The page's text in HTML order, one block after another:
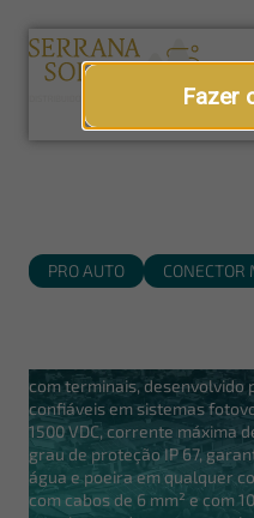
Fazer
PRO AUTO CONECTOR
com terminais, desenvolvido
confiáveis em sistemas
1500 VDC, corrente máxima
grau de proteção IP 67,
água e poeira em qualquer
com cabos de 6 mm² e com